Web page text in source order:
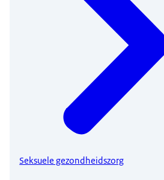
Seksuele gezondheidszorg